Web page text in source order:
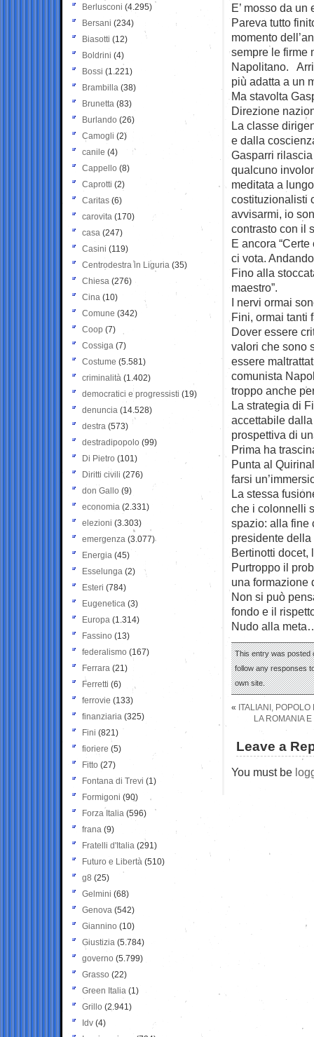
E’ mosso da
Pareva tutto
momento
sempre le firme
Napolitano.
più adatta a un
Ma stavolta
Direzione
La classe
e dalla
Gasparri
qualcuno
meditata a
costituzionalisti
avvisarmi, io
contrasto con il
E ancora
ci vota.
Fino alla
maestro”.
I nervi ormai
Fini, ormai tanti
Dover essere
valori che sono
essere
comunista
troppo anche
La strategia di
accettabile
prospettiva di
Prima ha
Punta al
farsi
La stessa
che i colonnelli
spazio: alla fine
presidente della
Bertinotti docet,
Purtroppo il
una formazione
Non si può
fondo e il
Nudo alla
This entry was posted
follow any responses
own site.
« ITALIANI,
LA ROMANIA
Leave a
You must be
Berlusconi (4.295)
Bersani (234)
Biasotti (12)
Boldrini (4)
Bossi (1.221)
Brambilla (38)
Brunetta (83)
Burlando (26)
Camogli (2)
canile (4)
Cappello (8)
Caprotti (2)
Caritas (6)
carovita (170)
casa (247)
Casini (119)
Centrodestra in Liguria (35)
Chiesa (276)
Cina (10)
Comune (342)
Coop (7)
Cossiga (7)
Costume (5.581)
criminalità (1.402)
democratici e progressisti (19)
denuncia (14.528)
destra (573)
destradipopolo (99)
Di Pietro (101)
Diritti civili (276)
don Gallo (9)
economia (2.331)
elezioni (3.303)
emergenza (3.077)
Energia (45)
Esselunga (2)
Esteri (784)
Eugenetica (3)
Europa (1.314)
Fassino (13)
federalismo (167)
Ferrara (21)
Ferretti (6)
ferrovie (133)
finanziaria (325)
Fini (821)
fioriere (5)
Fitto (27)
Fontana di Trevi (1)
Formigoni (90)
Forza Italia (596)
frana (9)
Fratelli d'Italia (291)
Futuro e Libertà (510)
g8 (25)
Gelmini (68)
Genova (542)
Giannino (10)
Giustizia (5.784)
governo (5.799)
Grasso (22)
Green Italia (1)
Grillo (2.941)
Idv (4)